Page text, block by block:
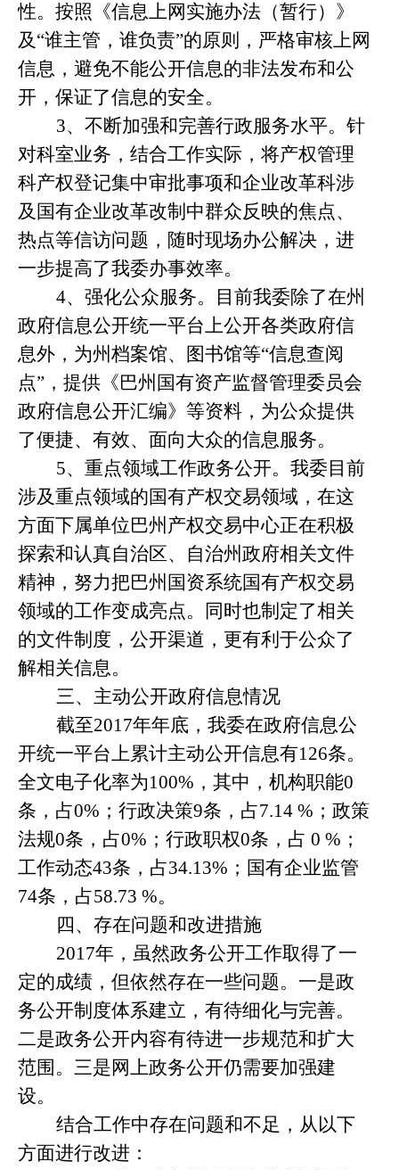
性。按照《信息上网实施办法（暂行）》
及“谁主管，谁负责”的原则，严格审核上网
信息，避免不能公开信息的非法发布和公
开，保证了信息的安全。
3、不断加强和完善行政服务水平。针
对科室业务，结合工作实际，将产权管理
科产权登记集中审批事项和企业改革科涉
及国有企业改革改制中群众反映的焦点、
热点等信访问题，随时现场办公解决，进
一步提高了我委办事效率。
4、强化公众服务。目前我委除了在州
政府信息公开统一平台上公开各类政府信
息外，为州档案馆、图书馆等“信息查阅
点”，提供《巴州国有资产监督管理委员会
政府信息公开汇编》等资料，为公众提供
了便捷、有效、面向大众的信息服务。
5、重点领域工作政务公开。我委目前
涉及重点领域的国有产权交易领域，在这
方面下属单位巴州产权交易中心正在积极
探索和认真自治区、自治州政府相关文件
精神，努力把巴州国资系统国有产权交易
领域的工作变成亮点。同时也制定了相关
的文件制度，公开渠道，更有利于公众了
解相关信息。
三、主动公开政府信息情况
截至2017年年底，我委在政府信息公
开统一平台上累计主动公开信息有126条。
全文电子化率为100% ，其中，机构职能0
条，占0% ；行政决策9条，占7.14 % ；政策
法规0条，占0% ；行政职权0条，占 0 % ；
工作动态43条，占34.13% ；国有企业监管
74条，占58.73 %。
四、存在问题和改进措施
2017年， 虽然政务公开工作取得了一
定的成绩，但依然存在一些问题。一是政
务公开制度体系建立，有待细化与完善。
二是政务公开内容有待进一步规范和扩大
范围。三是网上政务公开仍需要加强建
设。
结合工作中存在问题和不足，从以下
方面进行改进：